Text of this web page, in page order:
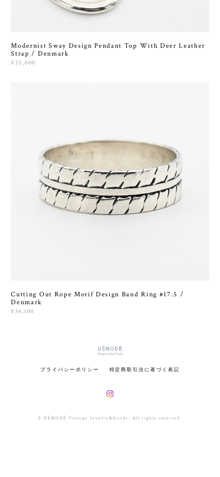
Modernist Sway Design Pendant Top With Deer Leather
Strap / Denmark
¥55,000
Cutting Out Rope Motif Design Band Ring #17.5 /
Denmark
¥34,100
プライバシーポリシー 特定商取引法に基づく表記
© DÉMODÉ-Vintage Jewelry&Goods- All rights reserved.